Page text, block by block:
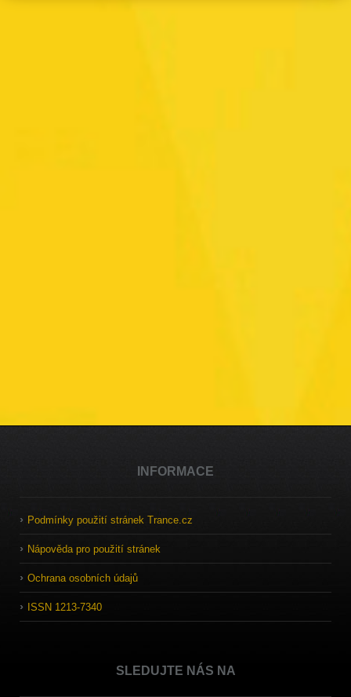
INFORMACE
Podmínky použití stránek Trance.cz
Nápověda pro použití stránek
Ochrana osobních údajů
ISSN 1213-7340
SLEDUJTE NÁS NA